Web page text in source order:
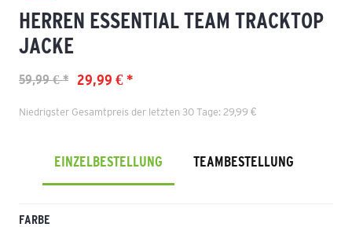
HERREN ESSENTIAL TEAM TRACKTOP
JACKE
29,99 € *
59,99 € *
Niedrigster Gesamtpreis der letzten 30 Tage: 29,99 €
EINZELBESTELLUNG TEAMBESTELLUNG
FARBE